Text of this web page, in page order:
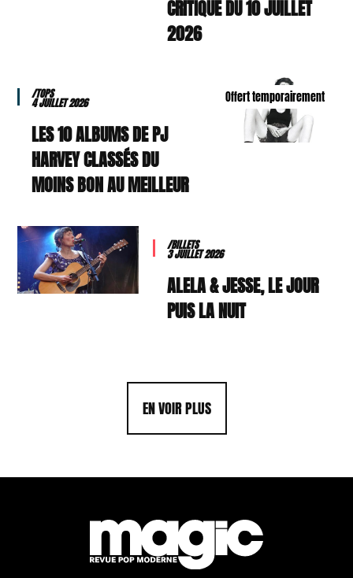
CRITIQUE DU 10 JUILLET
2026
Offert temporairement
/TOPS
4 JUILLET 2026
LES 10 ALBUMS DE PJ
HARVEY CLASSÉS DU
MOINS BON AU MEILLEUR
/BILLETS
3 JUILLET 2026
ALELA & JESSE, LE JOUR
PUIS LA NUIT
EN VOIR PLUS